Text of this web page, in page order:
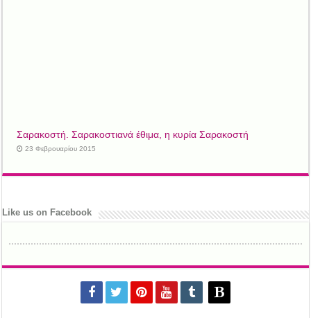
Σαρακοστή. Σαρακοστιανά έθιμα, η κυρία Σαρακοστή
23 Φεβρουαρίου 2015
Like us on Facebook